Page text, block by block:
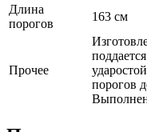
Длина
порогов
163 см
Прочее
порогов